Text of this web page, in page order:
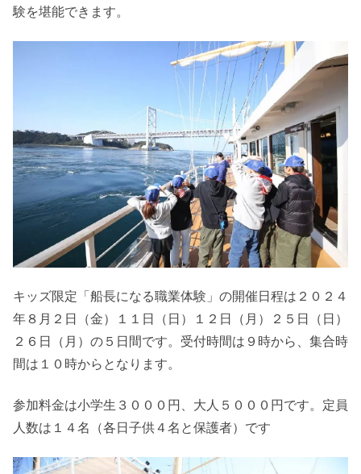
験を堪能できます。
キッズ限定「船長になる職業体験」の開催日程は２０２４
年８月２日（金）１１日（日）１２日（月）２５日（日）
２６日（月）の５日間です。受付時間は９時から、集合時
間は１０時からとなります。
参加料金は小学生３０００円、大人５０００円です。定員
人数は１４名（各日子供４名と保護者）です